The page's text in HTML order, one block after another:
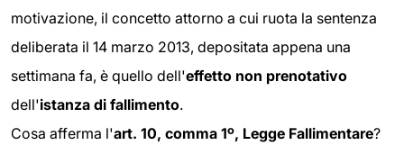
motivazione, il concetto attorno a cui ruota la sentenza
deliberata il 14 marzo 2013, depositata appena una
settimana fa, è quello dell'effetto non prenotativo
dell'istanza di fallimento.
Cosa afferma l'art. 10, comma 1º, Legge Fallimentare?